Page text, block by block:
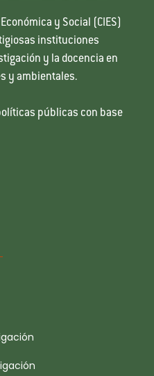
y Social (CIES)
instituciones
y la docencia en
y ambientales.
públicas con base